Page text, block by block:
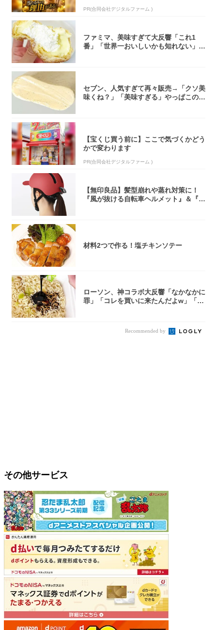
PR(合同会社デジタルファーム )
ファミマ、美味すぎて大反響「これ1
番」「世界一おいしいかも知れない」
セブン、人気すぎて再々販売→「クソ美
味くね？」「美味すぎる」やっぱこのク
【宝くじ買う前に】ここで気づくかどう
かで変わります
PR(合同会社デジタルファーム )
【無印良品】髪型崩れや蒸れ対策に！
『風が抜ける自転車ヘルメット』＆『2
材料2つで作る！塩チキンソテー
ローソン、神コラボ大反響「なかなかに
罪」「コレを買いに来たんだよw」「３
Recommended by
その他サービス